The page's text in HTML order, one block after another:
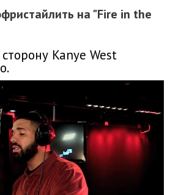
на "Fire in the
Kanye West